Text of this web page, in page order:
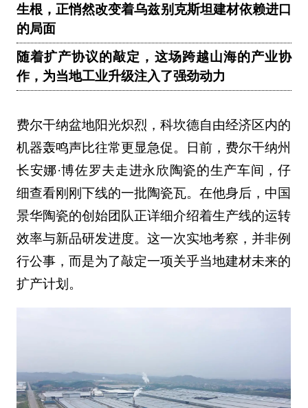
生根，正悄然改变着乌兹别克斯坦建材依赖进口
的局面
随着扩产协议的敲定，这场跨越山海的产业协
作，为当地工业升级注入了强劲动力
费尔干纳盆地阳光炽烈，科坎德自由经济区内的
机器轰鸣声比往常更显急促。日前，费尔干纳州
长安娜·博佐罗夫走进永欣陶瓷的生产车间，仔
细查看刚刚下线的一批陶瓷瓦。在他身后，中国
景华陶瓷的创始团队正详细介绍着生产线的运转
效率与新品研发进度。这一次实地考察，并非例
行公事，而是为了敲定一项关乎当地建材未来的
扩产计划。